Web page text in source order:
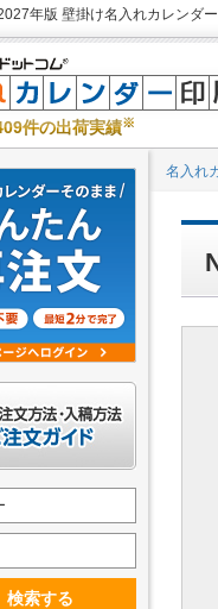
年版 壁掛け名入れカレンダ
件の出荷実績※
名入れ
検索する